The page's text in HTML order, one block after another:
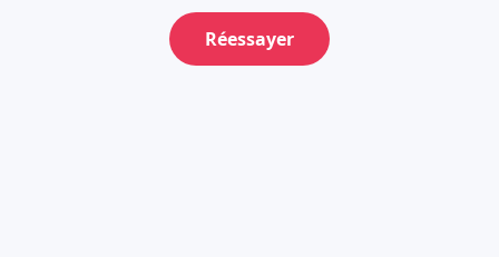
Réessayer